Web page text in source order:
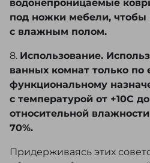
водонепроницаемые
под ножки мебели, чтобы
с влажным полом.
8. Использование.
ванных комнат только по
функциональному
с температурой от +10С
относительной
70%.
Придерживаясь этих